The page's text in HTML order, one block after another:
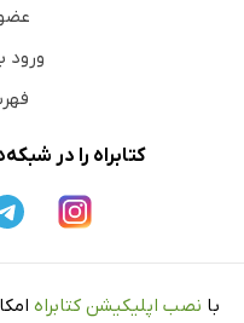
ورود
کتابراه را در
با نصب اپلیکیشن کتابراه